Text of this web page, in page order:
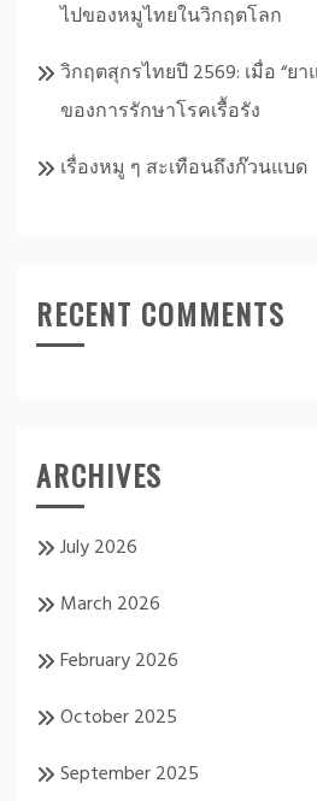
ไปของหมูไทยในวิกฤตโลก
วิกฤตสุกรไทยปี 2569: เมื่อ “ย
ของการรักษาโรคเรื้อรัง
เรื่องหมู ๆ สะเทือนถึงก๊วนแบด
RECENT COMMENTS
ARCHIVES
July 2026
March 2026
February 2026
October 2025
September 2025